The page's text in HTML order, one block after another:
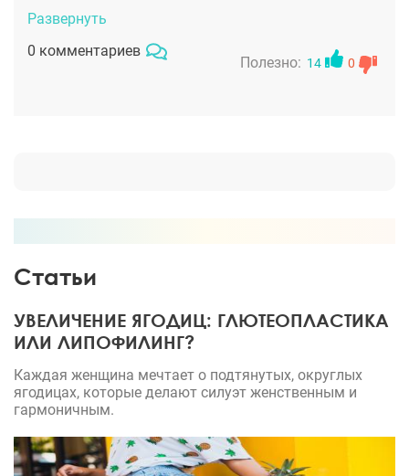
но безумно хотелось подтянуть лицо, выглядеть
моложе. Игорь Анатольевич омолодил мое лицо, я
сразу сбросила лет 10, это феноменально. Я теперь
молодая женщина, живу как будто вторую жизнь.
Развернуть
0 комментариев
Полезно: 14 0
Статьи
УВЕЛИЧЕНИЕ ЯГОДИЦ: ГЛЮТЕОПЛАСТИКА
ИЛИ ЛИПОФИЛИНГ?
Каждая женщина мечтает о подтянутых, округлых
ягодицах, которые делают силуэт женственным и
гармоничным.